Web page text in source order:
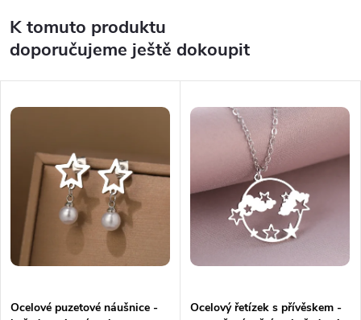
K tomuto produktu
doporučujeme ještě dokoupit
Ocelové puzetové náušnice -
Ocelový řetízek s přívěskem -